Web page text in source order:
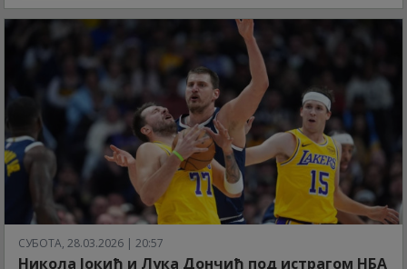
СУБОТА, 28.03.2026 | 20:57
Никола Јокић и Лука Дончић под истрагом НБА